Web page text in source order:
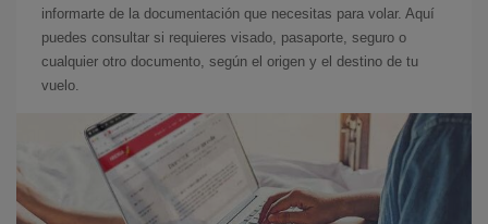
informarte de la documentación que necesitas para volar. Aquí
puedes consultar si requieres visado, pasaporte, seguro o
cualquier otro documento, según el origen y el destino de tu
vuelo.